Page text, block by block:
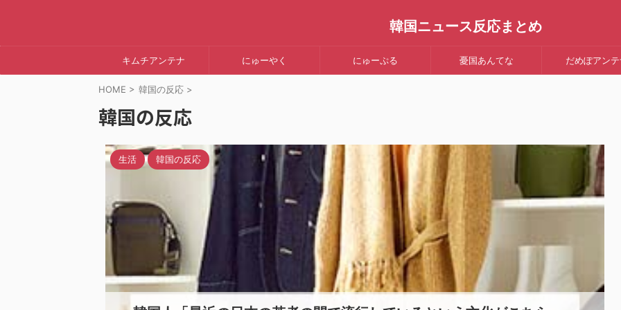
韓国ニュース反応まとめ
キムチアンテナ にゅーやく にゅーぷる 憂国あんてな だめぽアンテ
HOME > 韓国の反応 >
韓国の反応
生活 韓国の反応